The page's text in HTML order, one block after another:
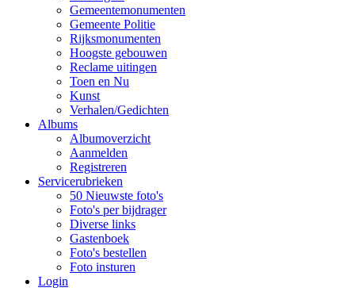
Gemeentemonumenten
Gemeente Politie
Rijksmonumenten
Hoogste gebouwen
Reclame uitingen
Toen en Nu
Kunst
Verhalen/Gedichten
Albums
Albumoverzicht
Aanmelden
Registreren
Servicerubrieken
50 Nieuwste foto's
Foto's per bijdrager
Diverse links
Gastenboek
Foto's bestellen
Foto insturen
Login